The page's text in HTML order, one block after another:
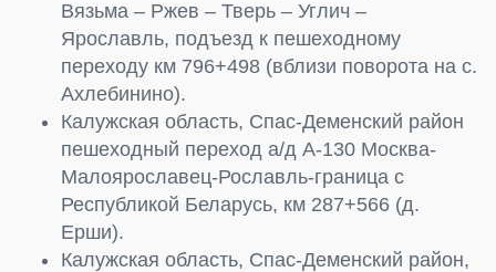
Вязьма – Ржев – Тверь – Углич –
Ярославль, подъезд к пешеходному
переходу км 796+498 (вблизи поворота на с.
Ахлебинино).
Калужская область, Спас-Деменский район
пешеходный переход а/д А-130 Москва-
Малоярославец-Рославль-граница с
Республикой Беларусь, км 287+566 (д.
Ерши).
Калужская область, Спас-Деменский район,